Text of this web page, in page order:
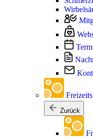
Zurück